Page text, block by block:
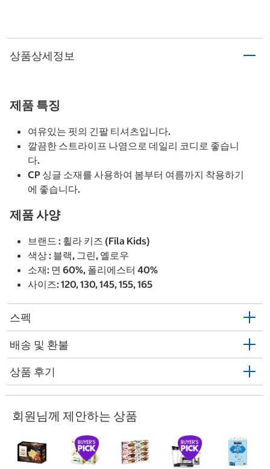
상품상세정보
제품 특징
여유있는 핏의 긴팔 티셔츠입니다.
깔끔한 스트라이프 나염으로 데일리 코디로 좋습니
다.
CP 싱글 소재를 사용하여 봄부터 여름까지 착용하기
에 좋습니다.
제품 사양
브랜드 : 휠라 키즈 (Fila Kids)
색상 : 블랙, 그린, 옐로우
소재: 면 60%, 폴리에스터 40%
사이즈: 120, 130, 145, 155, 165
스펙
배송 및 환불
상품 후기
회원님께 제안하는 상품